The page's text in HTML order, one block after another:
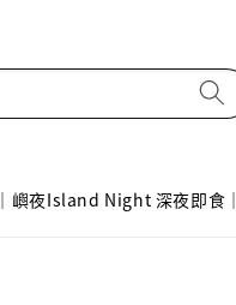
｜嶼夜Island Night 深夜即食｜